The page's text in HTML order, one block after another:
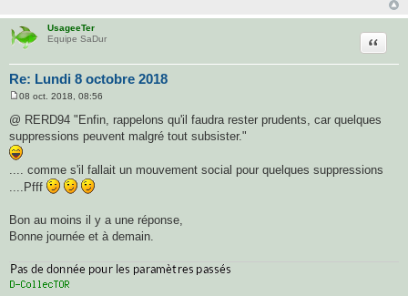
UsageeTer
Equipe SaDur
Re: Lundi 8 octobre 2018
e
s
a
g
08 oct. 2018, 08:56
@ RERD94 "Enfin, rappelons qu'il faudra rester prudents, car quelques
suppressions peuvent malgré tout subsister."
.... comme s'il fallait un mouvement social pour quelques suppressions
....Pfff
Bon au moins il y a une réponse,
Bonne journée et à demain.